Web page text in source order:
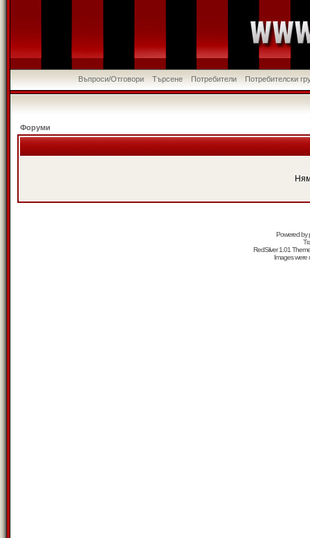
Въпроси/Отговори Търсене Потребители Потребителски
Форуми
Powered by
RedSilver 1.01
Images were